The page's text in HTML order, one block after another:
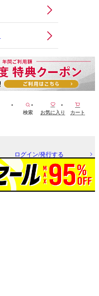
検索 お気に入り カート
ログイン/発行する